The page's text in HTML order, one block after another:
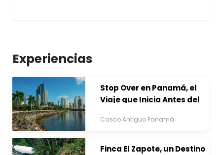
Experiencias
Stop Over en Panamá, el
Viaje que Inicia Antes del
Casco Antiguo Panamá
Finca El Zapote, un Destino